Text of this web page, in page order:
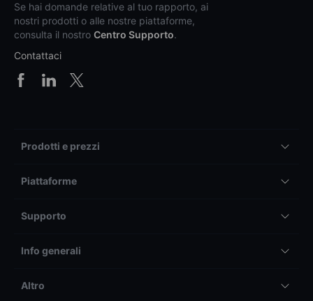
Se hai domande relative al tuo rapporto, ai
nostri prodotti o alle nostre piattaforme,
consulta il nostro Centro Supporto.
Contattaci
Prodotti e prezzi
Piattaforme
Supporto
Info generali
Altro